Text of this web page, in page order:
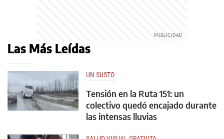
Las Más Leídas
UN SUSTO
Tensión en la Ruta 151: un
colectivo quedó encajado durante
las intensas lluvias